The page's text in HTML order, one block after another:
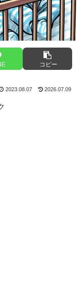
コピー
2023.08.07 2026.07.09